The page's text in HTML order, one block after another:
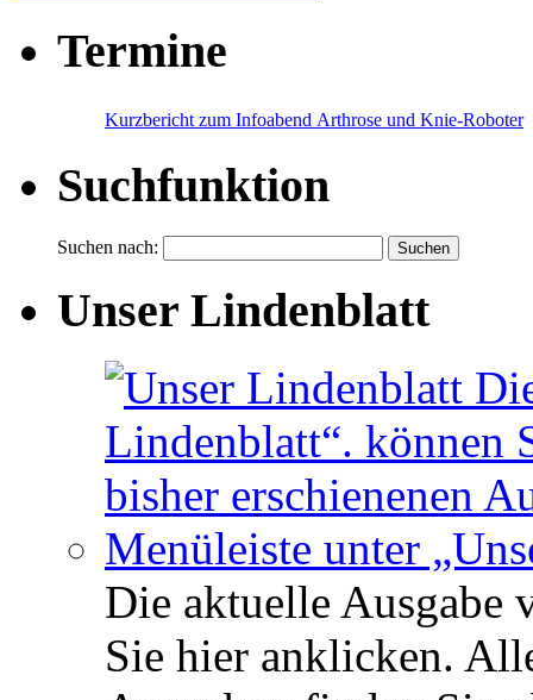
Termine
Kurzbericht zum Infoabend Arthrose und Knie-Roboter
Suchfunktion
Suchen nach:
Unser Lindenblatt
Die aktuelle Ausgabe
Sie hier anklicken.